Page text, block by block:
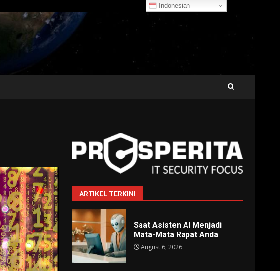
ARTIKEL TERKINI
Saat Asisten AI Menjadi
Mata-Mata Rapat Anda
August 6, 2026
Indonesian